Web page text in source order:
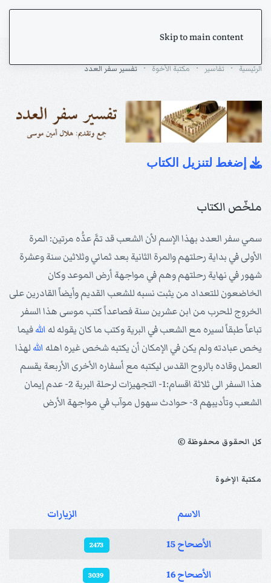
Skip to main content
الرئيسية تفاسير مكتبة الأخوة تفسير سفر العدد
إضغط لتنزيل الكتاب
ملخّص الكتاب
سمي سفر العدد بهذا الإسم لأن الشعب قد تمَّ عدُّه مرتين: المرة
الأولى في بداية رحلتهم والمرة الثانية بعد ثماني وثلاثين سنة وعشرة
شهور في نهاية رحلتهم وهم في مواجهة أرض الموعد وكان
الخاضعون للتعداد من يثبت نسبه للشعب القديم وأيضاً القادرين على
الخروج للحرب من ابن عشرين سنة فصاعداً كتب موسى هذا السفر
تباعاً طبقاً لسيره مع الشعب في البرية وكتب ما كان يقوله له اللهفيما
يخص عبادته ولم يكن في الإمكان أن يكتبه شخص غيره اهله الله لهذا
العمل وقاده بالروح القدس ليكتبه مع أسفاره الأخرى الأربعة يقسم
هذا السفر الى ثلاثة اقسام:1- التجهيزات لرحلة البرية 2- عدم إيمان
الشعب وتأديبهم 3- حوادث سهول موآب في مواجهة الأرض
© كل الحقوق محفوظة
مكتبة الإخوة
الاسم الزيارات
الأصحاح 15 2473
الأصحاح 16 3039